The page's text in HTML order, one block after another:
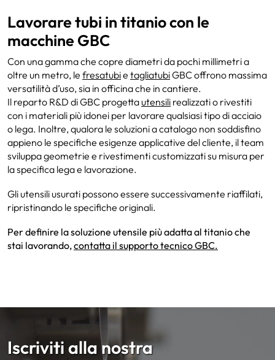
Lavorare tubi in titanio con le
macchine GBC
Con una gamma che copre diametri da pochi millimetri a
oltre un metro, le fresatubie tagliatubiGBC offrono massima
versatilità d’uso, sia in officina che in cantiere.
Il reparto R&D di GBC progetta utensili realizzati o rivestiti
con i materiali più idonei per lavorare qualsiasi tipo di acciaio
o lega. Inoltre, qualora le soluzioni a catalogo non soddisfino
appieno le specifiche esigenze applicative del cliente, il team
sviluppa geometrie e rivestimenti customizzati su misura per
la specifica lega e lavorazione.
Gli utensili usurati possono essere successivamente riaffilati,
ripristinando le specifiche originali.
Per definire la soluzione utensile più adatta al titanio che
stai lavorando,contatta il supporto tecnico GBC.
Iscriviti alla nostra